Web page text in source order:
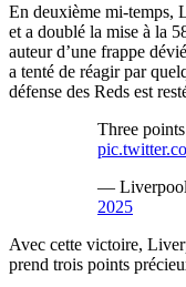
En deuxième mi‑temps,
et a doublé la mise à la
auteur d’une frappe
a tenté de réagir par
défense des Reds est
Three
—
2025
Avec cette victoire,
prend trois points